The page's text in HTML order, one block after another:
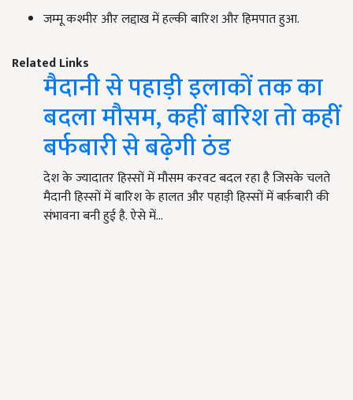
जम्मू कश्मीर और लद्दाख में हल्की बारिश और हिमपात हुआ.
Related Links
मैदानी से पहाड़ी इलाकों तक का
बदला मौसम, कहीं बारिश तो कहीं
बर्फबारी से बढ़ेगी ठंड
देश के ज्यादातर हिस्सों में मौसम करवट बदल रहा है जिसके चलते
मैदानी हिस्सों में बारिश के हालत और पहाड़ी हिस्सों में बर्फ़बारी की
संभावना बनी हुई है. ऐसे में…